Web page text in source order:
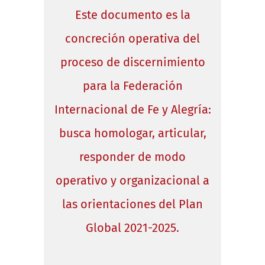
Este documento es la
concreción operativa del
proceso de discernimiento
para la Federación
Internacional de Fe y Alegría:
busca homologar, articular,
responder de modo
operativo y organizacional a
las orientaciones del Plan
Global 2021-2025.